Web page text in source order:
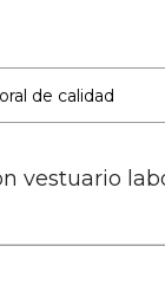
vestuario